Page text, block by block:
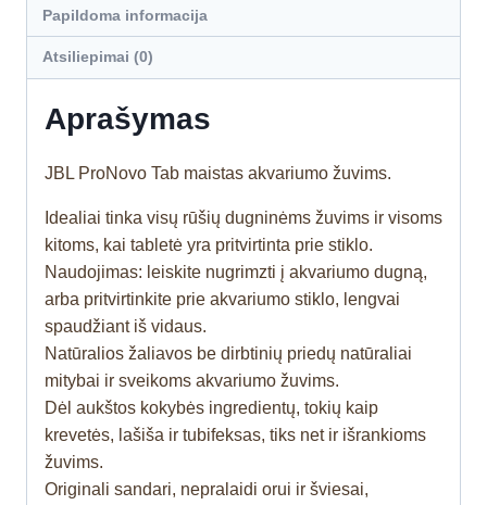
Papildoma informacija
Atsiliepimai (0)
Aprašymas
JBL ProNovo Tab maistas akvariumo žuvims.
Idealiai tinka visų rūšių dugninėms žuvims ir visoms
kitoms, kai tabletė yra pritvirtinta prie stiklo.
Naudojimas: leiskite nugrimzti į akvariumo dugną,
arba pritvirtinkite prie akvariumo stiklo, lengvai
spaudžiant iš vidaus.
Natūralios žaliavos be dirbtinių priedų natūraliai
mitybai ir sveikoms akvariumo žuvims.
Dėl aukštos kokybės ingredientų, tokių kaip
krevetės, lašiša ir tubifeksas, tiks net ir išrankioms
žuvims.
Originali sandari, nepralaidi orui ir šviesai,